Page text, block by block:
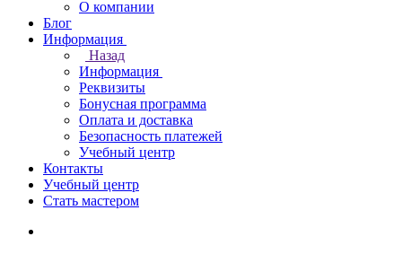
О компании
Блог
Информация
Назад
Информация
Реквизиты
Бонусная программа
Оплата и доставка
Безопасность платежей
Учебный центр
Контакты
Учебный центр
Стать мастером